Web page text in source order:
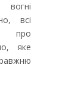
всі
про
яке